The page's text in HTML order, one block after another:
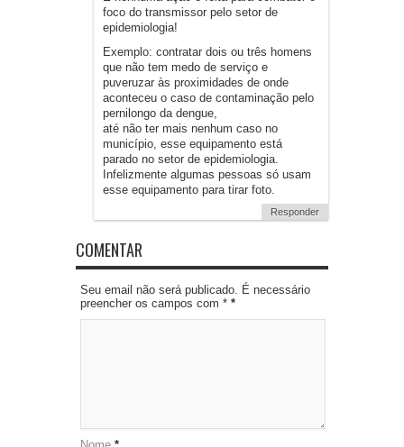
foco do transmissor pelo setor de
epidemiologia!
Exemplo: contratar dois ou três homens
que não tem medo de serviço e
puveruzar às proximidades de onde
aconteceu o caso de contaminação pelo
pernilongo da dengue,
até não ter mais nenhum caso no
município, esse equipamento está
parado no setor de epidemiologia.
Infelizmente algumas pessoas só usam
esse equipamento para tirar foto.
Responder
COMENTAR
Seu email não será publicado. É necessário
preencher os campos com * *